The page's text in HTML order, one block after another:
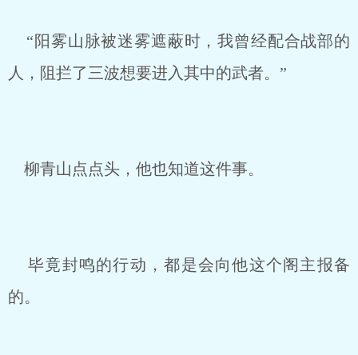
“阳雾山脉被迷雾遮蔽时，我曾经配合战部的
人，阻拦了三波想要进入其中的武者。”
柳青山点点头，他也知道这件事。
毕竟封鸣的行动，都是会向他这个阁主报备
的。